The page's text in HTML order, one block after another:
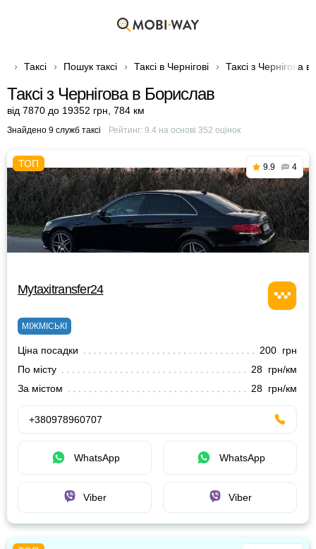
Таксі Пошук таксі Таксі в Чернігові Таксі з Чернігова
Таксі з Чернігова в Борислав
від 7870 до 19352 грн 784 км
Знайдено 9 служб таксі Рейтинг: 9.4на основі 352 оцінок
9.9 4
Mytaxitransfer24
МІЖМІСЬКІ
Ціна посадки
200 грн
По місту
28 грн/км
За містом
28 грн/км
+380978960707
WhatsApp WhatsApp
Viber Viber